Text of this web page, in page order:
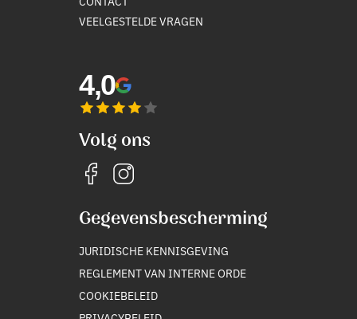
VEELGESTELDE VRAGEN
4,0
Volg ons
Gegevensbescherming
JURIDISCHE KENNISGEVING
REGLEMENT VAN INTERNE ORDE
COOKIEBELEID